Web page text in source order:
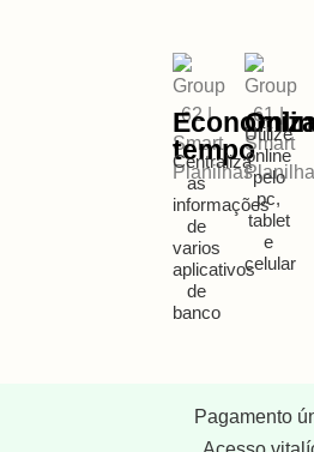
tempo
Centraliza
as
informações
de
varios
aplicativos
de
banco
Utilize
online
pelo
pc,
tablet
e
celular
Pagamento